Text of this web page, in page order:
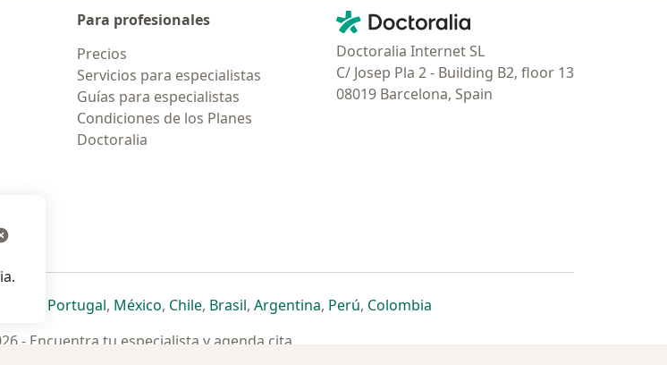
Para profesionales
Precios
Servicios para especialistas
Guías para especialistas
Condiciones de los Planes
Doctoralia
Contacto
Doctoralia - Página de inicio
Doctoralia Internet SL
C/ Josep Pla 2 - Building B2, floor 13
08019 Barcelona, Spain
pestaña
nueva pestaña
se abre en una nueva pestaña
se abre en una nueva pestaña
Portugalse abre en una nueva pestaña
, Méxicose abre en una nueva pestaña
, Chilese abre en una nueva pestaña
, Brasilse abre en una nueva pestaña
, Argentinase abre en una nueva pestaña
, Perúse abre en una nueva pestaña
, Colombiase abre en una nueva pestaña
- Encuentra tu especialista y agenda cita